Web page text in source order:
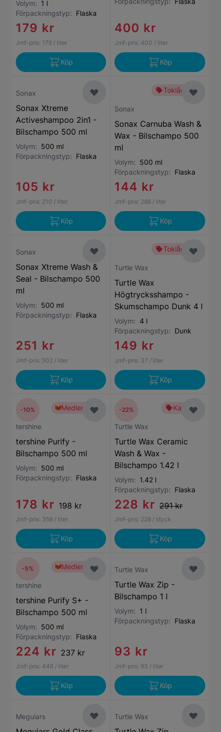
Volym: 1 l
Förpackningstyp: Flaska
179 kr
Jmf-pris: 179 / liter
Köp
400 kr
Jmf-pris: 400 / liter
Köp
Sonax
Sonax Xtreme
Activeshampoo 2in1 -
Bilschampo 500 ml
Volym: 500 ml
Förpackningstyp: Flaska
105 kr
Jmf-pris: 210 / liter
Köp
Toklågt pris
Sonax
Sonax Carnuba Wash &
Wax - Bilschampo 500
ml
Volym: 500 ml
Förpackningstyp: Flaska
144 kr
Jmf-pris: 288 / liter
Köp
Sonax
Sonax Xtreme Wash &
Seal - Bilschampo 500
ml
Volym: 500 ml
Förpackningstyp: Flaska
251 kr
Jmf-pris: 502 / liter
Köp
Toklågt pris
Turtle Wax
Turtle Wax
Högtrycksshampo -
Skumschampo Dunk 4 l
Volym: 4 l
Förpackningstyp: Dunk
149 kr
Jmf-pris: 37 / liter
Köp
Medlemspris
tershine
tershine Purify -
Bilschampo 500 ml
Volym: 500 ml
Förpackningstyp: Flaska
178 kr 198 kr
Jmf-pris: 356 / liter
-10%
Köp
Kampanj
Turtle Wax
Turtle Wax Ceramic
Wash & Wax -
Bilschampo 1.42 l
Volym: 1.42 l
Förpackningstyp: Flaska
228 kr 291 kr
Jmf-pris: 228 / styck
-22%
Köp
Medlemspris
tershine
tershine Purify S+ -
Bilschampo 500 ml
Volym: 500 ml
Förpackningstyp: Flaska
224 kr 237 kr
Jmf-pris: 448 / liter
-5%
Köp
Turtle Wax
Turtle Wax Zip -
Bilschampo 1 l
Volym: 1 l
Förpackningstyp: Flaska
93 kr
Jmf-pris: 93 / liter
Köp
Meguiars Turtle Wax